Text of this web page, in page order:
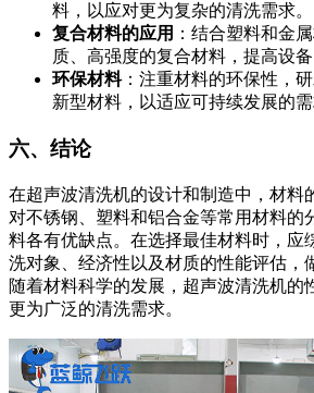
料，以应对更为复杂的清洗需求。
复合材料的应用 ：结合塑料和金
质、高强度的复合材料，提高设备
环保材料：注重材料的环保性，
新型材料，以适应可持续发展的需
六、结论
在超声波清洗机的设计和制造中，材料
对不锈钢、塑料和铝合金等常用材料的
料各有优缺点。在选择最佳材料时，应
洗对象、经济性以及材质的性能评估，
随着材料科学的发展，超声波清洗机的
更为广泛的清洗需求。